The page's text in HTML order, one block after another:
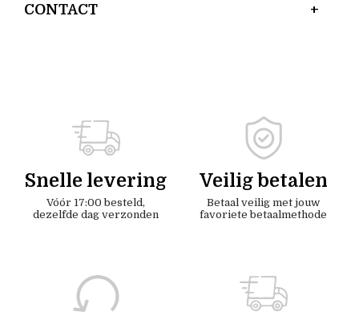
CONTACT
Snelle levering
Vóór 17:00 besteld,
dezelfde dag verzonden
Veilig betalen
Betaal veilig met jouw
favoriete betaalmethode